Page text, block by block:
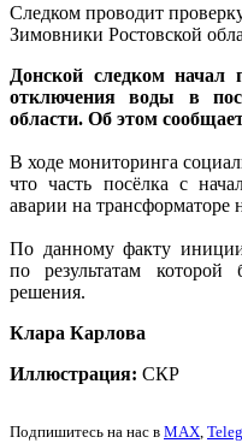
Следком проводит
Зимовники Ростовской
Донской следком начал
отключения воды в
области. Об этом
В ходе мониторинга
что часть посёлка с
аварии на трансформаторе
По данному факту
по результатам которой
решения.
Клара Карлова
Иллюстрация: СКР
Подпишитесь на нас в MAX,